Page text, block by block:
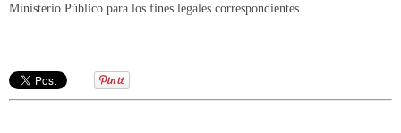
Ministerio Público para los fines legales correspondientes.